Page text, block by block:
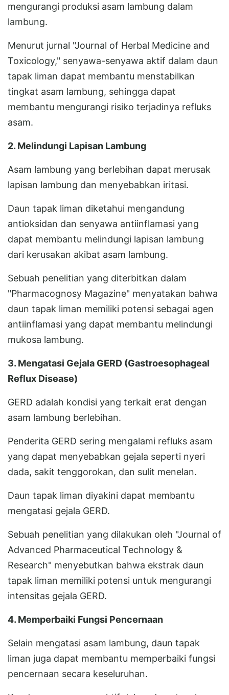
mengurangi produksi asam lambung dalam
lambung.
Menurut jurnal "Journal of Herbal Medicine and
Toxicology," senyawa-senyawa aktif dalam daun
tapak liman dapat membantu menstabilkan
tingkat asam lambung, sehingga dapat
membantu mengurangi risiko terjadinya refluks
asam.
2. Melindungi Lapisan Lambung
Asam lambung yang berlebihan dapat merusak
lapisan lambung dan menyebabkan iritasi.
Daun tapak liman diketahui mengandung
antioksidan dan senyawa antiinflamasi yang
dapat membantu melindungi lapisan lambung
dari kerusakan akibat asam lambung.
Sebuah penelitian yang diterbitkan dalam
"Pharmacognosy Magazine" menyatakan bahwa
daun tapak liman memiliki potensi sebagai agen
antiinflamasi yang dapat membantu melindungi
mukosa lambung.
3. Mengatasi Gejala GERD (Gastroesophageal
Reflux Disease)
GERD adalah kondisi yang terkait erat dengan
asam lambung berlebihan.
Penderita GERD sering mengalami refluks asam
yang dapat menyebabkan gejala seperti nyeri
dada, sakit tenggorokan, dan sulit menelan.
Daun tapak liman diyakini dapat membantu
mengatasi gejala GERD.
Sebuah penelitian yang dilakukan oleh "Journal of
Advanced Pharmaceutical Technology &
Research" menyebutkan bahwa ekstrak daun
tapak liman memiliki potensi untuk mengurangi
intensitas gejala GERD.
4. Memperbaiki Fungsi Pencernaan
Selain mengatasi asam lambung, daun tapak
liman juga dapat membantu memperbaiki fungsi
pencernaan secara keseluruhan.